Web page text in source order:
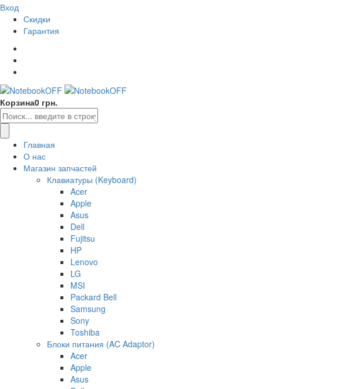
Вход
Скидки
Гарантия
Корзина0 грн.
Главная
О нас
Магазин запчастей
Клавиатуры (Keyboard)
Acer
Apple
Asus
Dell
Fujitsu
HP
Lenovo
LG
MSI
Packard Bell
Samsung
Sony
Toshiba
Блоки питания (AC Adaptor)
Acer
Apple
Asus